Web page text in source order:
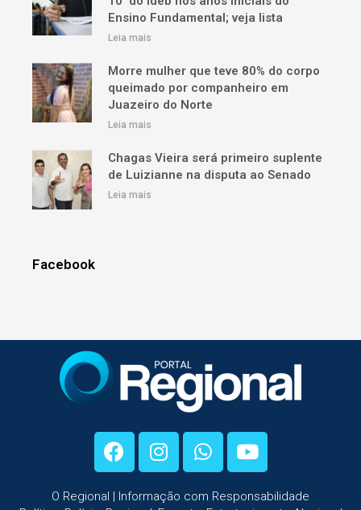
Ensino Fundamental; veja lista
Leia mais
Morre mulher que teve 80% do corpo
queimado por companheiro em
Juazeiro do Norte
Leia mais
Chagas Vieira será primeiro suplente
de Luizianne na disputa ao Senado
Leia mais
Facebook
O Regional | Informação com Responsabilidade